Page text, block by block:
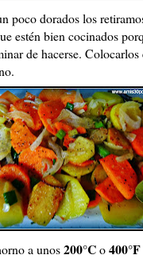
poco dorados los
estén bien cocinados
de hacerse. Colocarlos
a unos200°Co400°F